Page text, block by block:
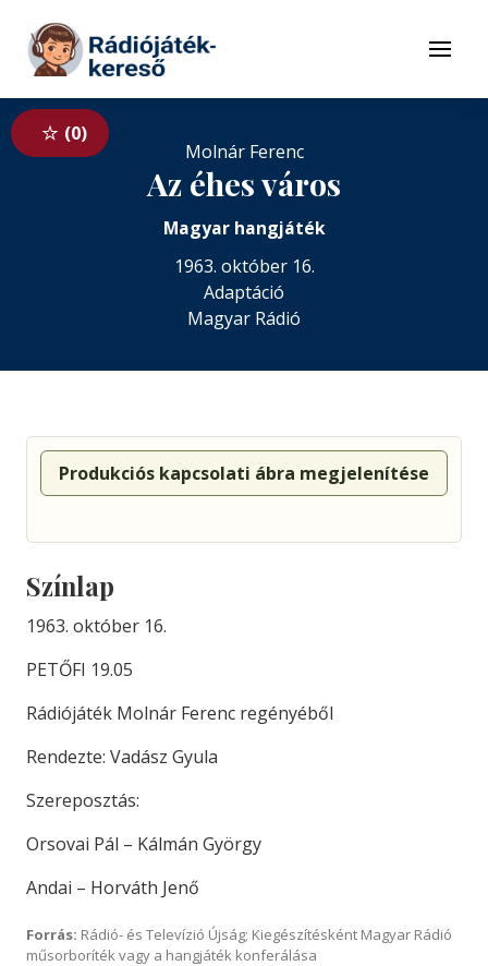
Tovább a tartalomhoz
Menü
0
Molnár Ferenc
Az éhes város
Magyar hangjáték
1963. október 16.
Adaptáció
Magyar Rádió
Produkciós kapcsolati ábra megjelenítése
Színlap
1963. október 16.
PETŐFI 19.05
Rádiójáték Molnár Ferenc regényéből
Rendezte: Vadász Gyula
Szereposztás:
Orsovai Pál – Kálmán György
Andai – Horváth Jenő
Forrás: Rádió- és Televízió Újság; Kiegészítésként Magyar Rádió
műsorboríték vagy a hangjáték konferálása